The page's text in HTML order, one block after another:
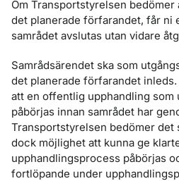
Om Transportstyrelsen bedömer
det planerade förfarandet, får ni
samrådet avslutas utan vidare
Samrådsärendet ska som
det planerade förfarandet
att en offentlig upphandling som
påbörjas innan samrådet har
Transportstyrelsen bedömer det
dock möjlighet att kunna ge
upphandlingsprocess påbörjas
fortlöpande under